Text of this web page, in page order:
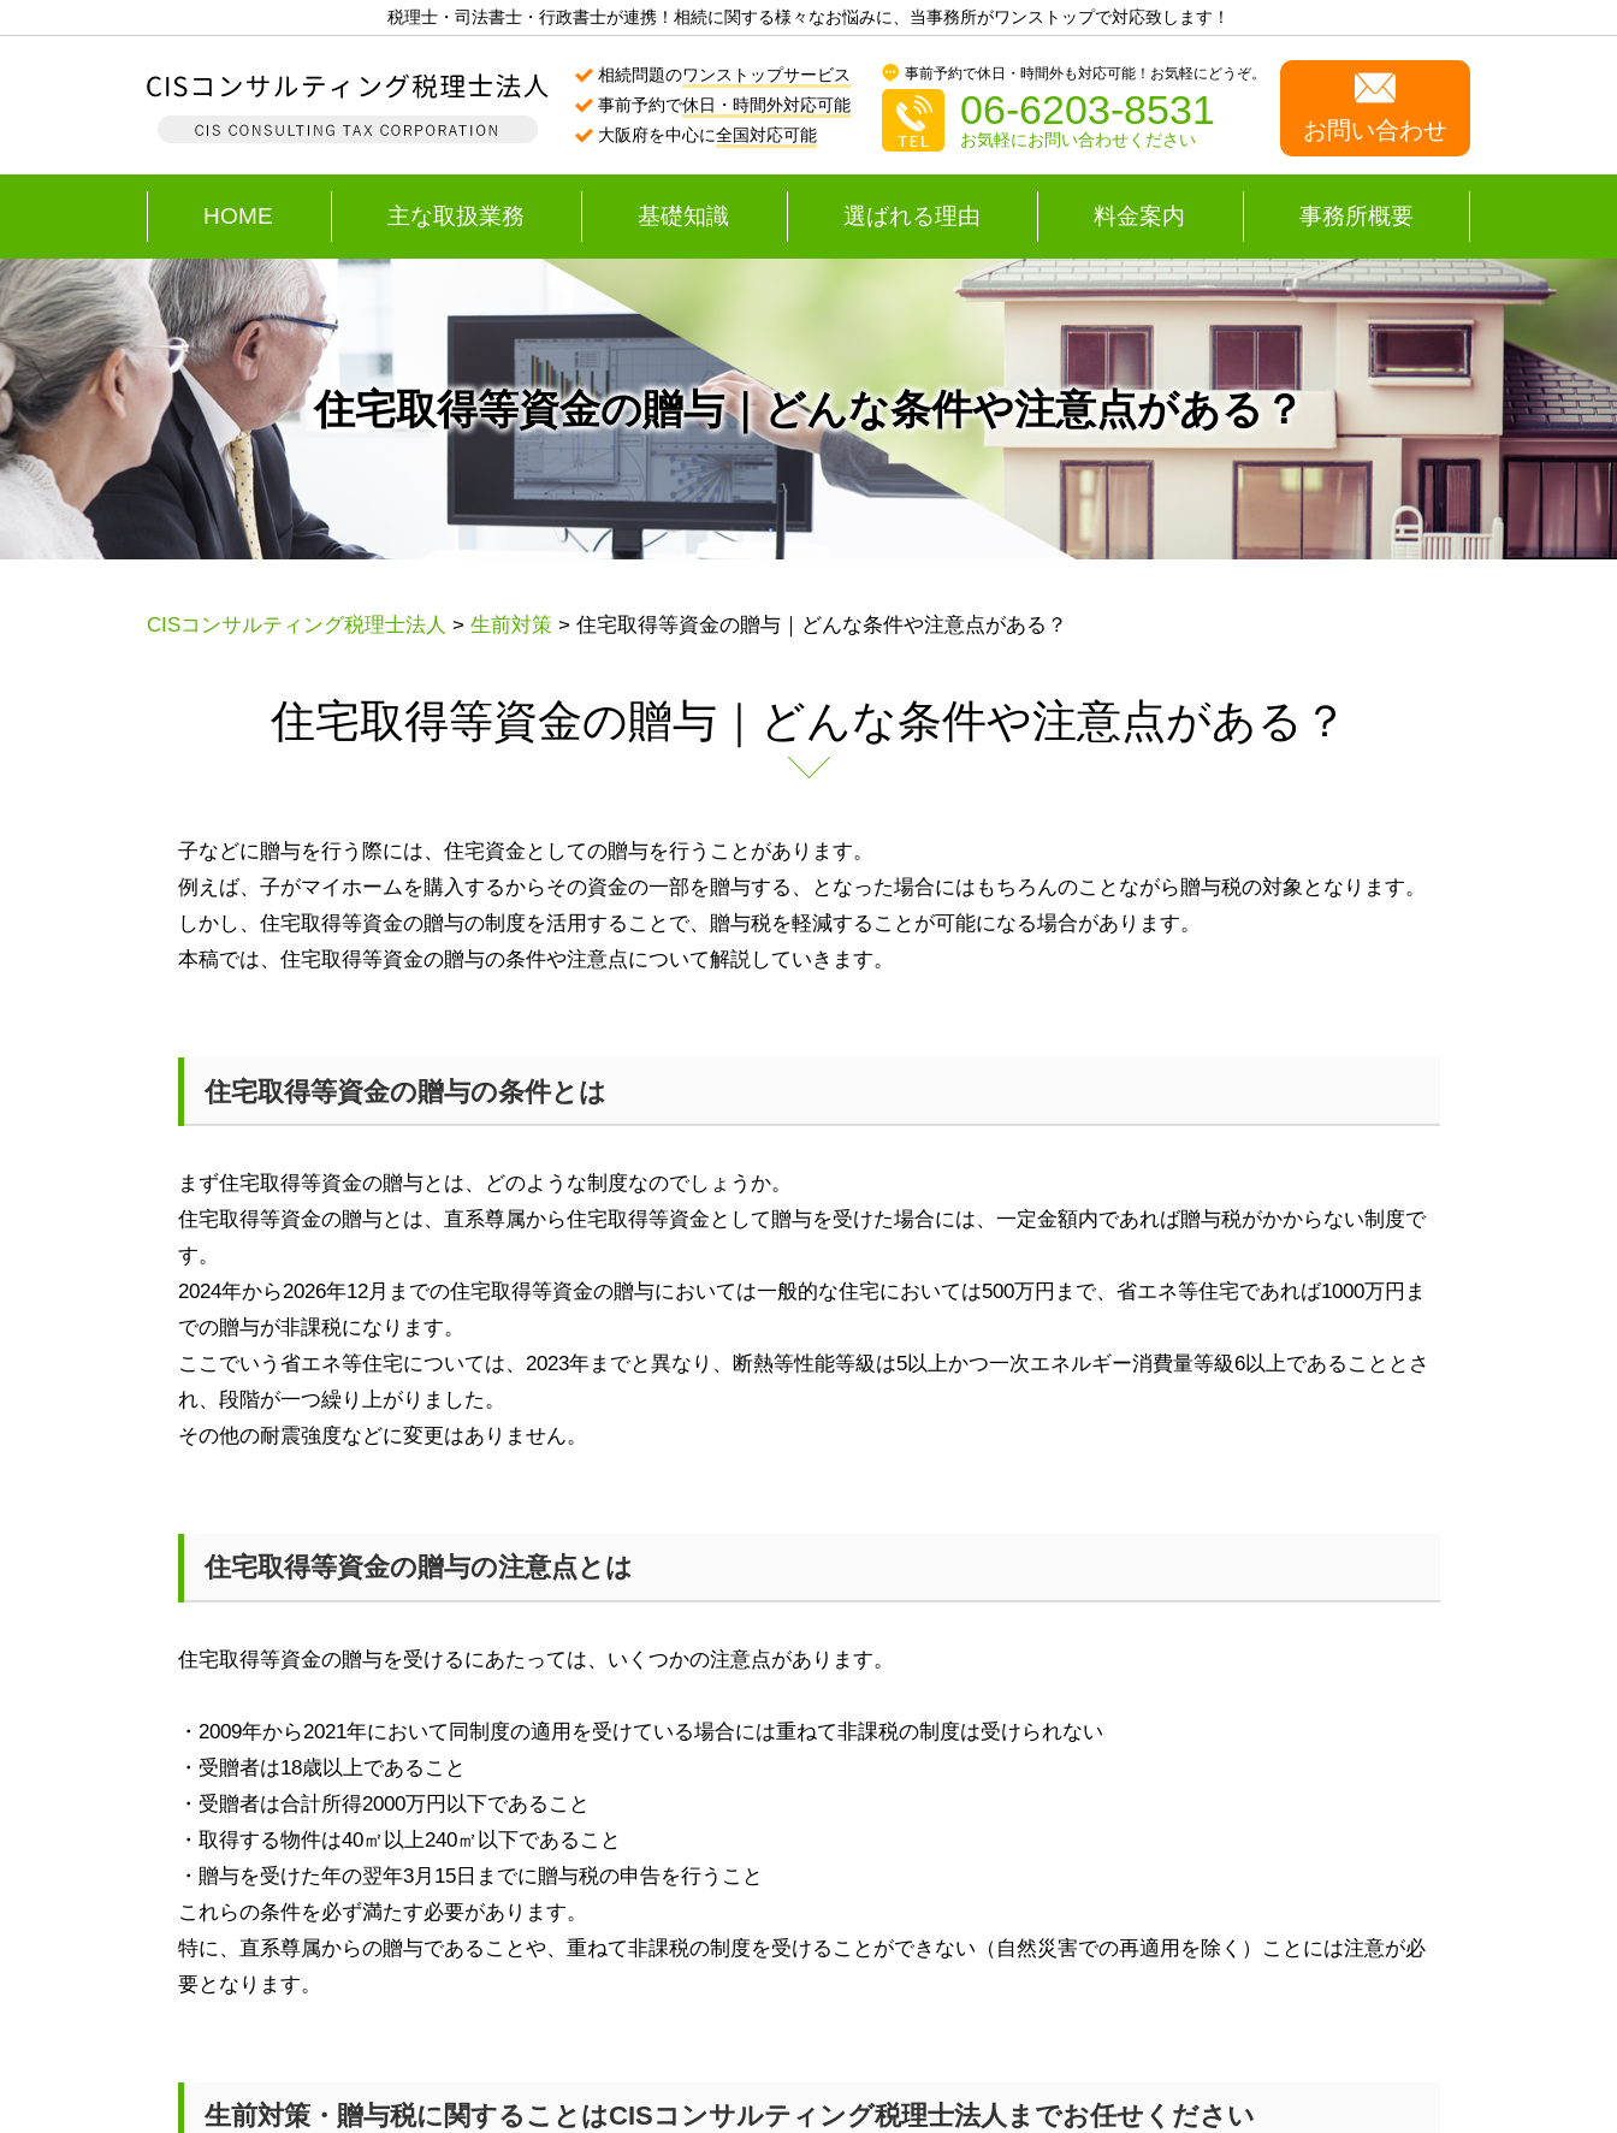
住宅取得等資金の贈与｜どんな条件や注意点がある？
税理士・司法書士・行政書士が連携！相続に関する様々なお悩みに、当事務所がワンストップで対応致します！
相続問題のワンストップサービス
事前予約で休日・時間外対応可能
大阪府を中心に全国対応可能
事前予約で休日・時間外も対応可能！お気軽にどうぞ。
06-6203-8531
お気軽にお問い合わせください お問い合わせ
HOME 主な取扱業務 基礎知識 選ばれる理由 料金案内 事務所概要
CISコンサルティング税理士法人 > 生前対策 > 住宅取得等資金の贈与｜どんな条件や注意点がある？
住宅取得等資金の贈与｜どんな条件や注意点がある？
子などに贈与を行う際には、住宅資金としての贈与を行うことがあります。
例えば、子がマイホームを購入するからその資金の一部を贈与する、となった場合にはもちろんのことながら贈与税の対象となります。
しかし、住宅取得等資金の贈与の制度を活用することで、贈与税を軽減することが可能になる場合があります。
本稿では、住宅取得等資金の贈与の条件や注意点について解説していきます。
住宅取得等資金の贈与の条件とは
まず住宅取得等資金の贈与とは、どのような制度なのでしょうか。
住宅取得等資金の贈与とは、直系尊属から住宅取得等資金として贈与を受けた場合には、一定金額内であれば贈与税がかからない制度で
す。
2024年から2026年12月までの住宅取得等資金の贈与においては一般的な住宅においては500万円まで、省エネ等住宅であれば1000万円ま
での贈与が非課税になります。
ここでいう省エネ等住宅については、 2023年までと異なり、断熱等性能等級は5以上かつ一次エネルギー消費量等級6以上であることとさ
れ、段階が一つ繰り上がりました。
その他の耐震強度などに変更はありません。
住宅取得等資金の贈与の注意点とは
住宅取得等資金の贈与を受けるにあたっては、いくつかの注意点があります。
・ 2009年から2021年において同制度の適用を受けている場合には重ねて非課税の制度は受けられない
・受贈者は18歳以上であること
・受贈者は合計所得2000万円以下であること
・取得する物件は40㎡以上240㎡以下であること
・贈与を受けた年の翌年3月 15日までに贈与税の申告を行うこと
これらの条件を必ず満たす必要があります。
特に、直系尊属からの贈与であることや、重ねて非課税の制度を受けることができない（自然災害での再適用を除く）ことには注意が必
要となります。
生前対策・贈与税に関することはCISコンサルティング税理士法人までお任せください